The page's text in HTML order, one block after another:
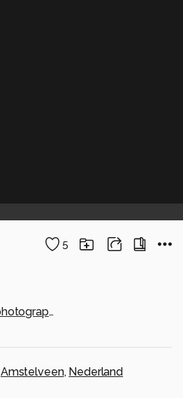
5
beyouphotography
Amstelveen, Nederland